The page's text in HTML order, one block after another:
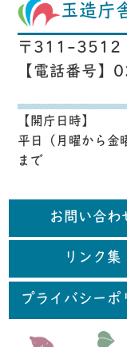
玉造庁
〒311-3512
【電話番号
【開庁日時】
平日（月曜から
まで
お問い合わ
リンク集
プライバシーポ